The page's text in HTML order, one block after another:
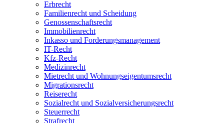
Erbrecht
Familienrecht und Scheidung
Genossenschaftsrecht
Immobilienrecht
Inkasso und Forderungsmanagement
IT-Recht
Kfz-Recht
Medizinrecht
Mietrecht und Wohnungseigentumsrecht
Migrationsrecht
Reiserecht
Sozialrecht und Sozialversicherungsrecht
Steuerrecht
Strafrecht